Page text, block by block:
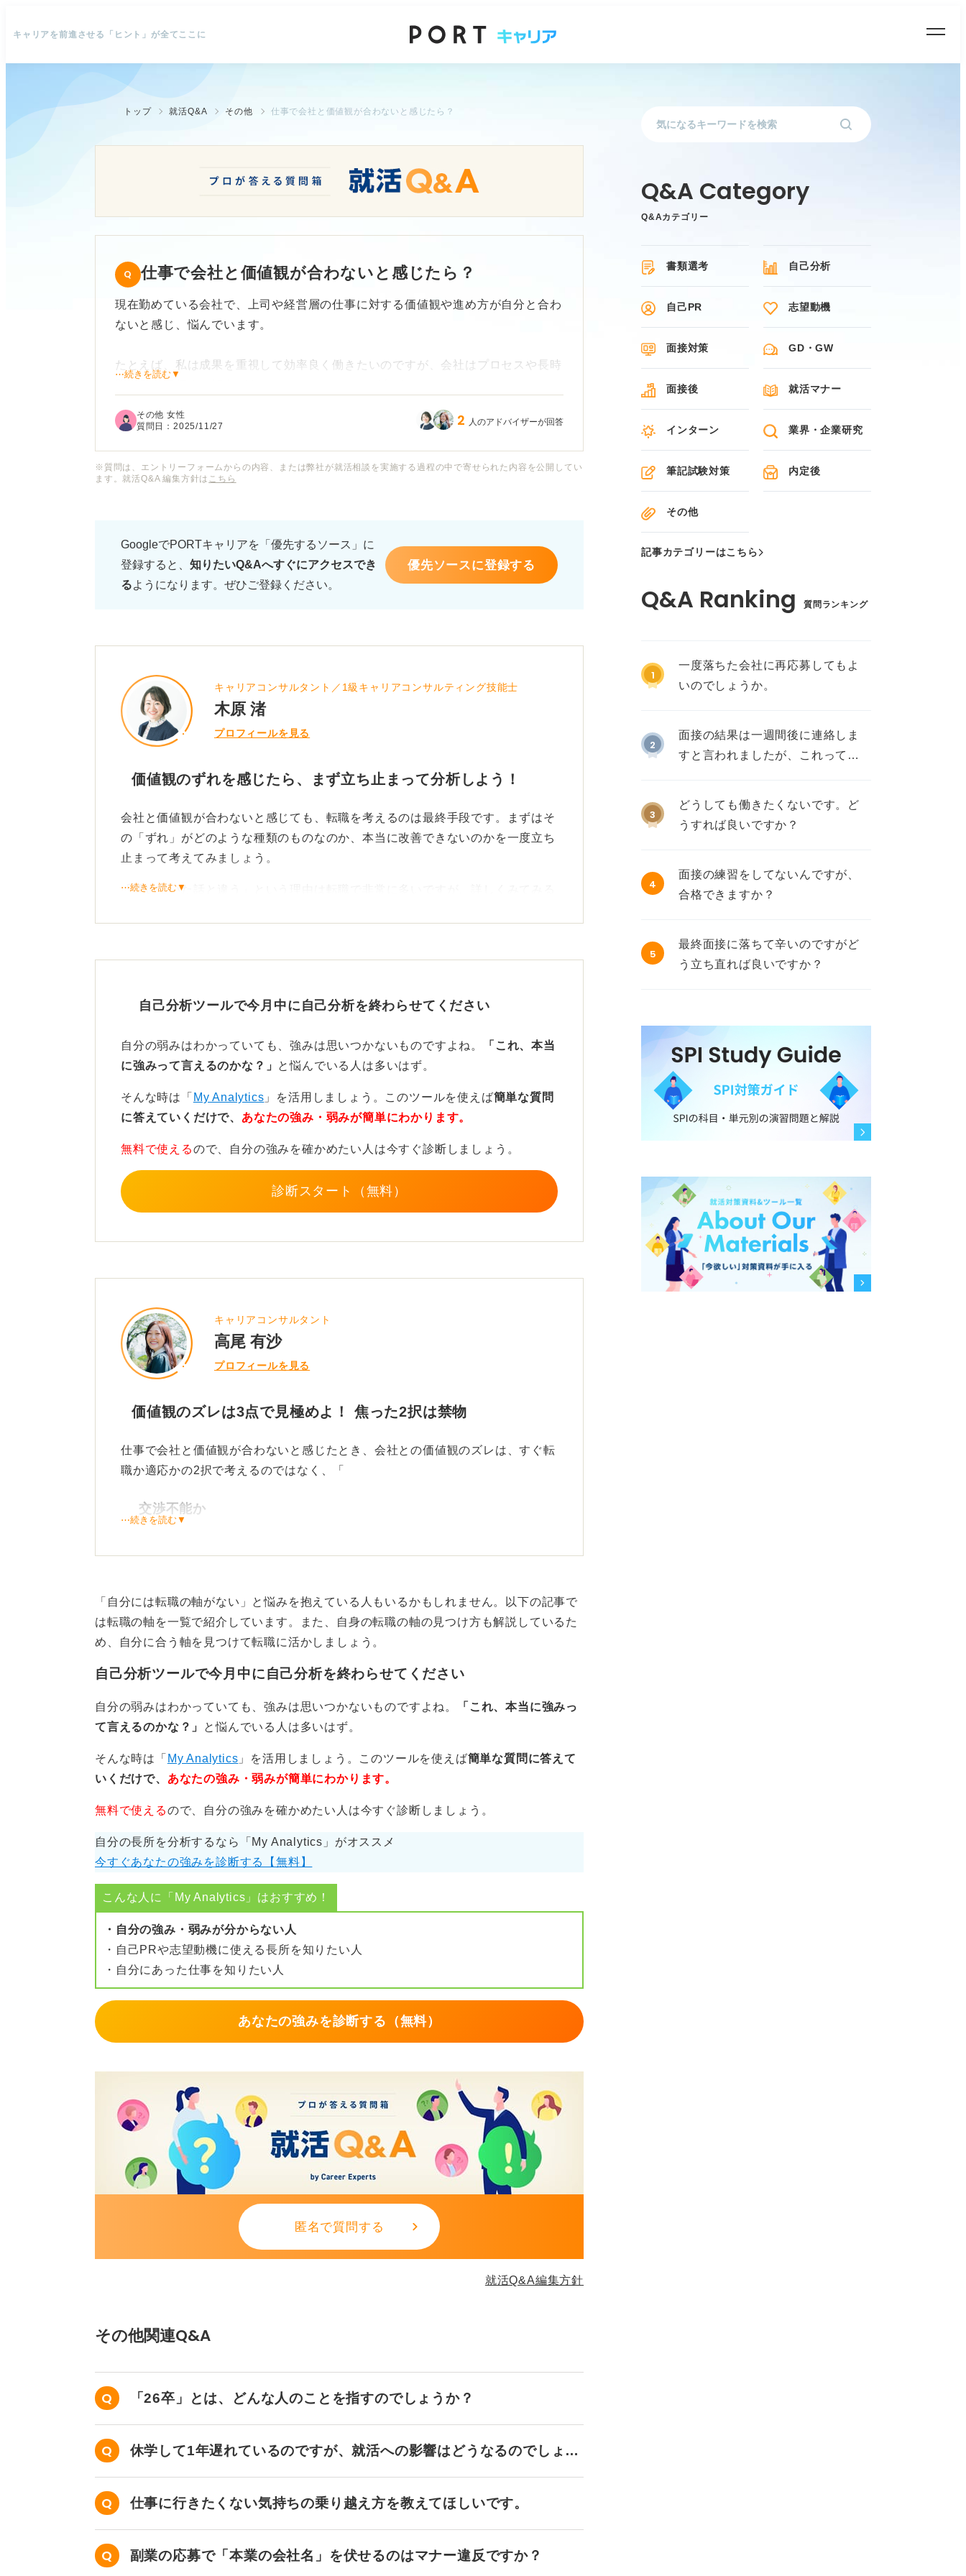
キャリアを前進させる「ヒント」が全てここに
トップ 就活Q&A その他 仕事で会社と価値観が合わないと感じたら？
仕事で会社と価値観が合わないと感じたら？
現在勤めている会社で、上司や経営層の仕事に対する価値観や進め方が自分と合わ
ないと感じ、悩んでいます。
たとえば、私は成果を重視して効率良く働きたいのですが、会社はプロセスや長時
て今の環境に適応する努力をすべきかわかりません。
いいたします。
⋯続きを読む▼
その他 女性
質問日：2025/11/27 2 人のアドバイザーが回答
※質問は、エントリーフォームからの内容、または弊社が就活相談を実施する過程の中で寄せられた内容を公開してい
ます。就活Q&A 編集方針は こちら
GoogleでPORTキャリアを「優先するソース」に
登録すると、 知りたいQ&Aへすぐにアクセスでき
るようになります。ぜひご登録ください。
優先ソースに登録する
キャリアコンサルタント／1級キャリアコンサルティング技能士
木原 渚
プロフィールを見る
価値観のずれを感じたら、まず立ち止まって分析しよう！
会社と価値観が合わないと感じても、転職を考えるのは最終手段です。まずはそ
の「ずれ」がどのような種類のものなのか、本当に改善できないのかを一度立ち
止まって考えてみましょう。
「聞いていた話と違う」という理由は転職で非常に多いですが、詳しくみてみる
入社前に価値観や企業理念を確認していても、実際に働いてみて合わないと感じ
長期的なミスマッチを我慢して放置すると、メンタルに不調をきたす恐れがあり
それでも変えられない、このままでは心身に不調をきたすと判断した場合は、自
大切です。
そのうえで、次の会社を探すときにはその点をしっかり確認してから転職活動を
進めると良いですよ。
⋯続きを読む▼
自己分析ツールで今月中に自己分析を終わらせてください
自分の弱みはわかっていても、強みは思いつかないものですよね。
「これ、本当
に強みって言えるのかな？」 と悩んでいる人は多いはず。
そんな時は「 My Analytics 」を活用しましょう。このツールを使えば簡単な質問
に答えていくだけで、 あなたの強み・弱みが簡単にわかります。
無料で使えるので、自分の強みを確かめたい人は今すぐ診断しましょう。
診断スタート（無料）
キャリアコンサルタント
高尾 有沙
プロフィールを見る
価値観のズレは3点で見極めよ！ 焦った2択は禁物
仕事で会社と価値観が合わないと感じたとき、会社との価値観のズレは、すぐ転
職か適応かの2択で考えるのではなく、「
交渉不能か
／
成長に資するか
」の3点で見極めると整理できます。
ただし、社内での不正やハラスメント、恒常的な長時間労働の強制のような、健
康や法令にかかわる領域は安全に退避するのが妥当です。
一方で評価の物差しや進め方のズレは、まず数週間の「見える化」で対話材料を
作ると改善余地が生まれます。
日々の成果指標と所要時間を簡単に記録し、上司に「次の四半期はこのKPIで週
次レビューさせてください。会議はアジェンダ事前共有で30分化を試したいで
す」と依頼する、といったように、小さな仮説検証を一つだけ提案してみましょ
う。
改善期限を4〜8週（2カ月までを目安とする）で区切り、それでも変わっていく
兆しがなければ、静かに転職準備を並走させるのが現実的です。
市場価値の観点では「この会社で半年後に語れる成果が増えるか」を問いにし、
増えない見通しが付きそうであれば、環境を変える選択が合理的です。
もし心身に負荷が強いときは無理に延命せず、まず睡眠と生活リズムを立て直す
ことが次の一歩を確実にします。焦らず戦略的に考えましょう。
⋯続きを読む▼
「自分には転職の軸がない」と悩みを抱えている人もいるかもしれません。以下の記事で
は転職の軸を一覧で紹介しています。また、自身の転職の軸の見つけ方も解説しているた
め、自分に合う軸を見つけて転職に活かしましょう。
自己分析ツールで今月中に自己分析を終わらせてください
自分の弱みはわかっていても、強みは思いつかないものですよね。
「これ、本当に強みっ
て言えるのかな？」
と悩んでいる人は多いはず。
そんな時は「 My Analytics 」を活用しましょう。このツールを使えば簡単な質問に答えて
いくだけで、 あなたの強み・弱みが簡単にわかります。
無料で使えるので、自分の強みを確かめたい人は今すぐ診断しましょう。
自分の長所を分析するなら「My Analytics」がオススメ
今すぐあなたの強みを診断する【無料】
こんな人に「My Analytics」はおすすめ！
・自分の強み・弱みが分からない人
・自己PRや志望動機に使える長所を知りたい人
・自分にあった仕事を知りたい人
あなたの強みを診断する（無料）
匿名で質問する
就活Q&A編集方針
その他関連Q&A
「26卒」とは、どんな人のことを指すのでしょうか？
休学して1年遅れているのですが、就活への影響はどうなるのでしょう
か？
仕事に行きたくない気持ちの乗り越え方を教えてほしいです。
副業の応募で「本業の会社名」を伏せるのはマナー違反ですか？
Q&Aカテゴリー
書類選考 自己分析
自己PR 志望動機
面接対策 GD・GW
面接後 就活マナー
インターン 業界・企業研究
筆記試験対策 内定後
その他
記事カテゴリーはこちら
質問ランキング
1
一度落ちた会社に再応募してもよ
いのでしょうか。
2
面接の結果は一週間後に連絡しま
すと言われましたが、これって不
3
どうしても働きたくないです。ど
うすれば良いですか？
4
面接の練習をしてないんですが、
合格できますか？
5
最終面接に落ちて辛いのですがど
う立ち直れば良いですか？